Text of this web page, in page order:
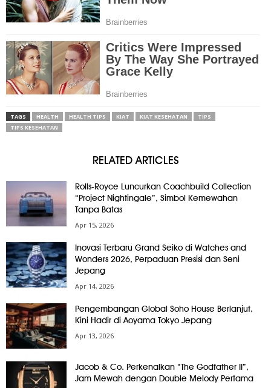
TAGS HEALTH HEALTH TIPS KIAT KIAT KESEHATAN
TIPS
TIPS KESEHATAN
RELATED ARTICLES
Rolls-Royce Luncurkan Coachbuild Collection
“Project Nightingale”, Simbol Kemewahan
Tanpa Batas
Apr 15, 2026
Inovasi Terbaru Grand Seiko di Watches and
Wonders 2026, Perpaduan Presisi dan Seni
Jepang
Apr 14, 2026
Pengembangan Global Soho House Berlanjut,
Kini Hadir di Aoyama Tokyo Jepang
Apr 13, 2026
Jacob & Co. Perkenalkan “The Godfather II”,
Jam Mewah dengan Double Melody Pertama